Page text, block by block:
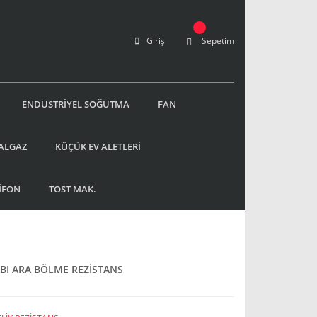
Giriş Sepetim
ENDÜSTRİYEL SOĞUTMA FAN
KÜÇÜK EV ALETLERİ
TOST MAK.
ARA BÖLME REZİSTANS